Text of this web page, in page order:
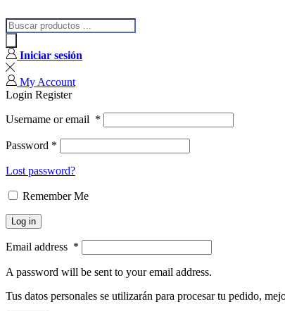
Iniciar sesión
My Account
Login Register
Username or email *
Password *
Lost password?
Remember Me
Log in
Email address *
A password will be sent to your email address.
Tus datos personales se utilizarán para procesar tu pedido,